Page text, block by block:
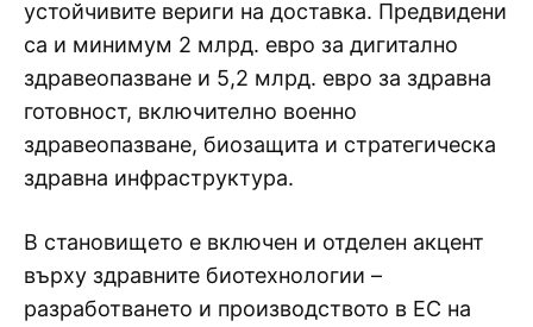
устойчивите вериги на доставка. Предвидени
са и минимум 2 млрд. евро за дигитално
здравеопазване и 5,2 млрд. евро за здравна
готовност, включително военно
здравеопазване, биозащита и стратегическа
здравна инфраструктура.
В становището е включен и отделен акцент
върху здравните биотехнологии –
разработването и производството в ЕС на